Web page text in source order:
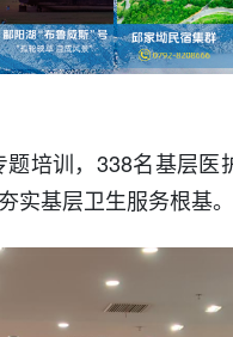
培训，338名基层
实基层卫生服务根基。